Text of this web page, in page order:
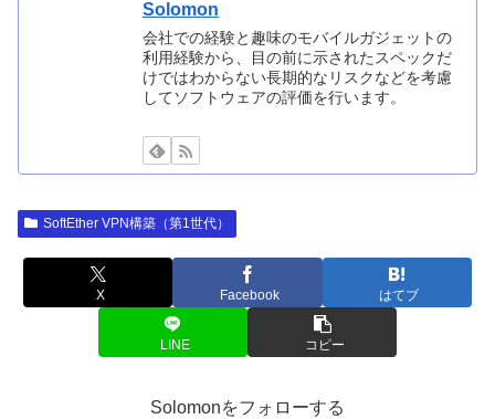
Solomon
会社での経験と趣味のモバイルガジェットの
利用経験から、目の前に示されたスペックだ
けではわからない長期的なリスクなどを考慮
してソフトウェアの評価を行います。
SoftEther VPN構築（第1世代）
X Facebook はてブ
LINE コピー
Solomonをフォローする